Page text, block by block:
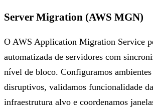
Server Migration (AWS MGN)
O AWS Application Migration Service
automatizada de servidores com
nível de bloco. Configuramos ambientes
disruptivos, validamos funcionalidade
infraestrutura alvo e coordenamos